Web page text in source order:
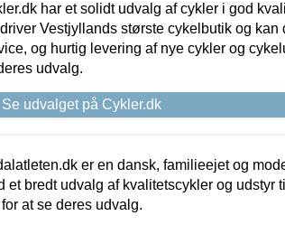
har et solidt udvalg af cykler i god
Vestjyllands største cykelbutik og kan
og hurtig levering af nye cykler og
udvalg.
Se udvalget på Cykler.dk
er en dansk, familieejet og
et bredt udvalg af kvalitetscykler og udstyr
for at se deres udvalg.